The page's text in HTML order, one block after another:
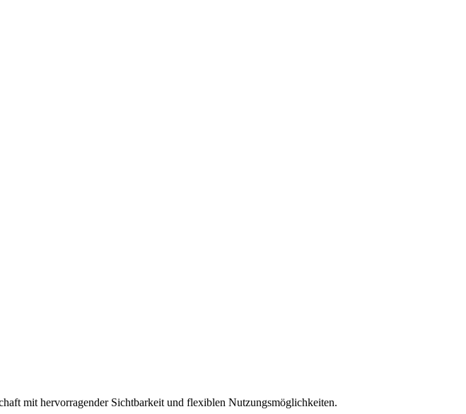
mit hervorragender Sichtbarkeit und flexiblen Nutzungsmöglichkeiten.